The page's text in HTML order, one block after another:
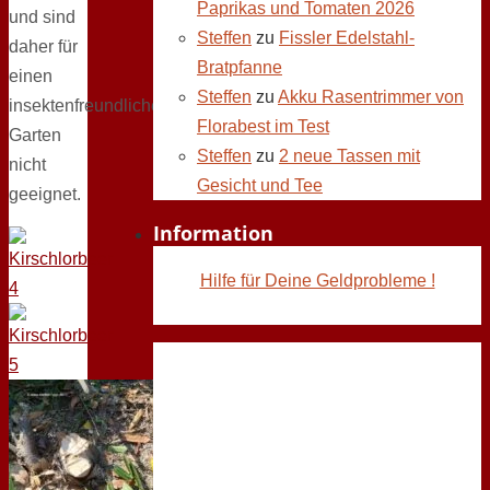
und sind
daher für
einen
insektenfreundlichen
Garten
nicht
geeignet.
Paprikas und Tomaten 2026
Steffen zu Fissler Edelstahl-
Bratpfanne
Steffen zu Akku Rasentrimmer von
Florabest im Test
Steffen zu 2 neue Tassen mit
Gesicht und Tee
Information
Hilfe für Deine Geldprobleme !